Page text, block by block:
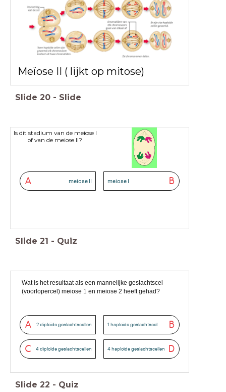
Meïose II ( lijkt op mitose)
Slide 20 - Slide
Is dit stadium van de meiose I
of van de meiose II?
A meiose II B
meiose I
Slide 21 - Quiz
Wat is het resultaat als een mannelijke geslachtscel
(voorlopercel) meiose 1 en meiose 2 heeft gehad?
A 2 diploïde geslachtscellen B
1 haploïde geslachtscel
C 4 diploïde geslachtscellen D
4 haploïde geslachtscellen
Slide 22 - Quiz